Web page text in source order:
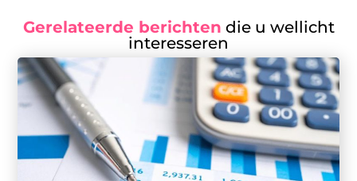
Gerelateerde berichten die u wellicht
interesseren